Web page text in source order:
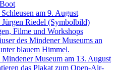
am 9. August
Filme und Workshops
Museum am 13. August